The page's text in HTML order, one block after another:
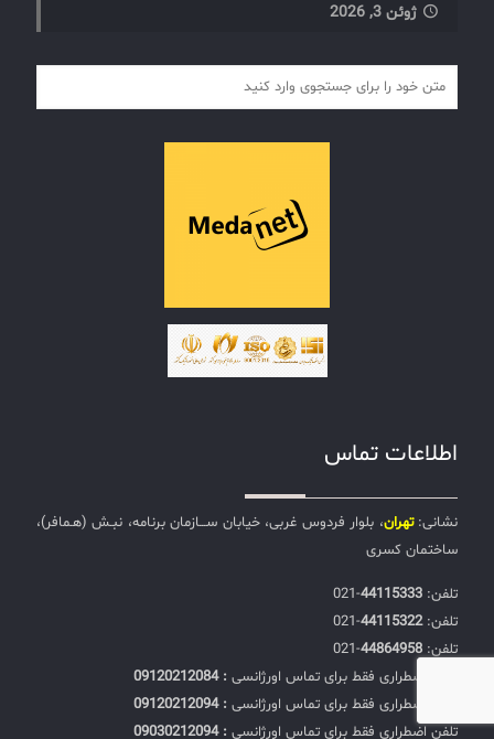
ژوئن 3, 2026
اطلاعات تماس
نشانی:تهران، بلوار فردوس غربی، خیابان ســـازمان برنامه، نبـش (هـمافر)،
ساختمان کسری
تلفن:‌ 44115333
-021
تلفن:‌44115322
-021
تلفن:‌ 44864958
-021
تلفن اضطراری فقط برای تماس اورژانسی : 09120212084
تلفن اضطراری فقط برای تماس اورژانسی : 09120212094
تلفن اضطراری فقط برای تماس اورژانسی : 09030212094